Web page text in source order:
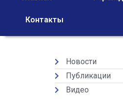
Контакты
Новости
Публикации
Видео